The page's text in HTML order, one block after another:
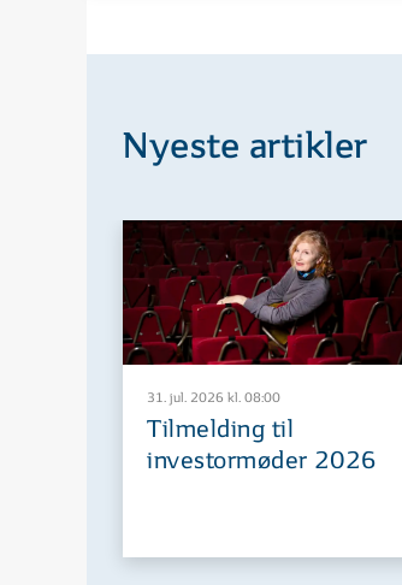
Nyeste artikler
31. jul. 2026 kl. 08:00
Tilmelding til
investormøder 2026